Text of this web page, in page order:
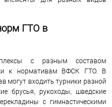
ГТО в
с разным составом
к нормативам ВФСК ГТО. В
могут входить турники разной
брусья, рукоходы, шведские
с гимнастическими